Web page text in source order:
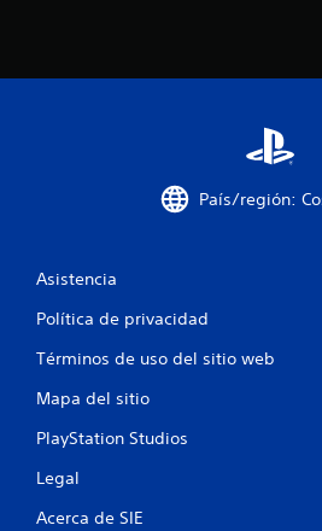
País/región:
Asistencia
Política de privacidad
Términos de uso del sitio web
Mapa del sitio
PlayStation Studios
Legal
Acerca de SIE